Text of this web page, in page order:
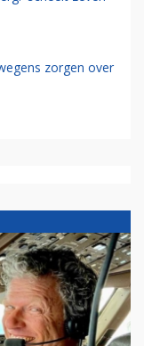
zorgen over